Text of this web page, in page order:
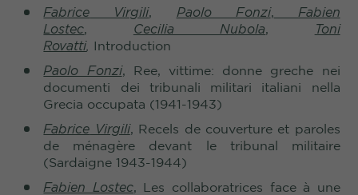
Fabrice Virgili, Paolo Fonzi, Fabien
Lostec, Cecilia Nubola,
Toni
Rovatti, Introduction
Paolo Fonzi, Ree, vittime: donne greche nei
documenti dei tribunali militari italiani nella
Grecia occupata (1941-1943)
Fabrice Virgili, Recels de couverture et paroles
de ménagère devant le tribunal militaire
(Sardaigne 1943-1944)
Fabien Lostec, Les collaboratrices face à une